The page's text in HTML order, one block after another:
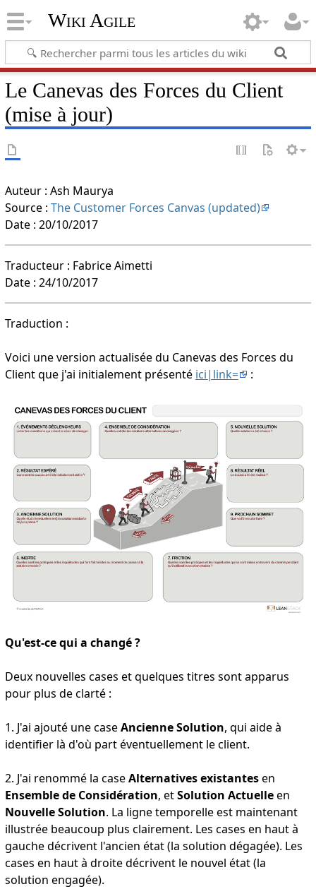
Wiki Agile
Le Canevas des Forces du Client
(mise à jour)
Auteur : Ash Maurya
Source : The Customer Forces Canvas (updated)
Date : 20/10/2017
Traducteur : Fabrice Aimetti
Date : 24/10/2017
Traduction :
Voici une version actualisée du Canevas des Forces du
Client que j'ai initialement présenté ici|link= :
Qu'est-ce qui a changé ?
Deux nouvelles cases et quelques titres sont apparus
pour plus de clarté :
1. J'ai ajouté une caseAncienne Solution, qui aide à
identifier là d'où part éventuellement le client.
2. J'ai renommé la caseAlternatives existantesen
Ensemble de Considération, etSolution Actuelleen
Nouvelle Solution. La ligne temporelle est maintenant
illustrée beaucoup plus clairement. Les cases en haut à
gauche décrivent l'ancien état (la solution dégagée). Les
cases en haut à droite décrivent le nouvel état (la
solution engagée).